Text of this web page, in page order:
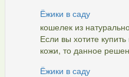
Ёжики в саду
кошелек из
Если вы хотите
кожи, то данное
Ёжики в саду